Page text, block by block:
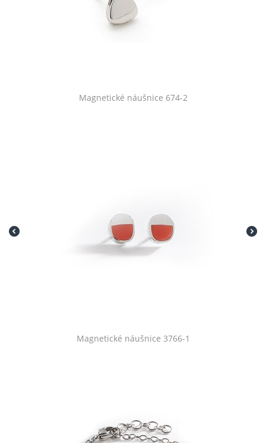
Magnetické náušnice 674-2
Magnetické náušnice 3766-1